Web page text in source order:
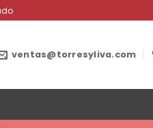
ventas@torresyliva.com